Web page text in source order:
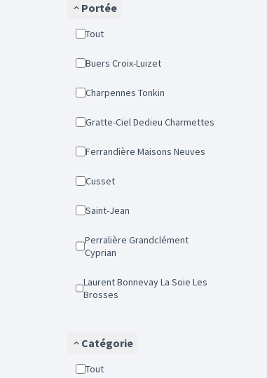
Portée
Tout
Buers Croix-Luizet
Charpennes Tonkin
Gratte-Ciel Dedieu Charmettes
Ferrandière Maisons Neuves
Cusset
Saint-Jean
Perralière Grandclément
Cyprian
Laurent Bonnevay La Soie Les
Brosses
Catégorie
Tout